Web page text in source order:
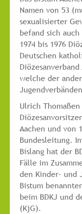
Namen von 53
sexualisierter
befand sich
1974 bis 1976
Deutschen
welche der
Ulrich Thomaßen
Aachen und von
Bundesleitung.
Bislang hat der
Fälle im
den Kinder- und
Bistum
beim BDKJ und
(KjG).